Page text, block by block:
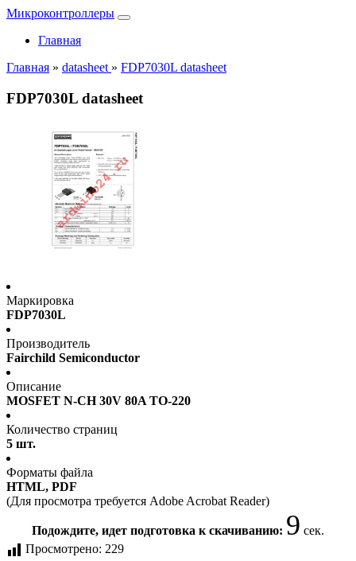
Микроконтроллеры
Главная
Главная » datasheet » FDP7030L datasheet
FDP7030L datasheet
Маркировка
FDP7030L
Производитель
Fairchild Semiconductor
Описание
MOSFET N-CH 30V 80A TO-220
Количество страниц
5 шт.
Форматы файла
HTML, PDF
(Для просмотра требуется Adobe Acrobat Reader)
Подождите, идет подготовка к скачиванию: 9 сек.
Просмотрено: 229